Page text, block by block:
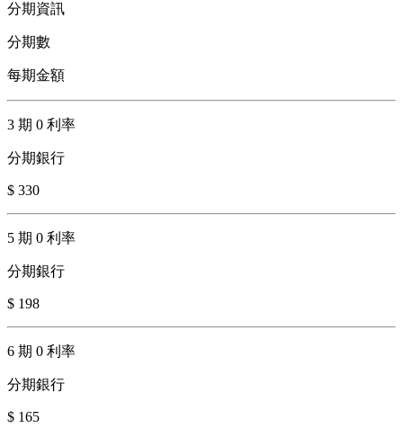
分期資訊
分期數
每期金額
3 期 0 利率
分期銀行
$ 330
5 期 0 利率
分期銀行
$ 198
6 期 0 利率
分期銀行
$ 165